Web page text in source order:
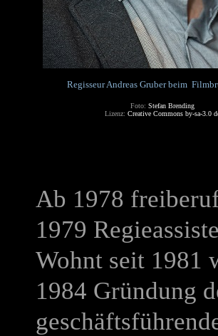
Regisseur Andreas Gruber beim
Foto: Stefan Brending
Lizenz: Creative Commons by-sa-3.0
Ab 1978
1979
Wohnt seit 1981
1984 Gründung